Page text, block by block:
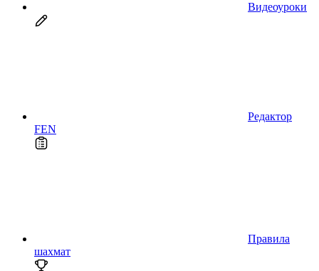
Видеоуроки
Редактор
FEN
Правила
шахмат